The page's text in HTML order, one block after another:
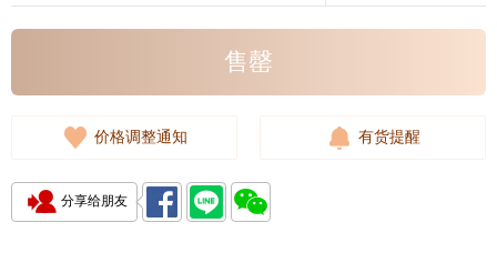
售罄
价格调整通知 有货提醒
分享给朋友